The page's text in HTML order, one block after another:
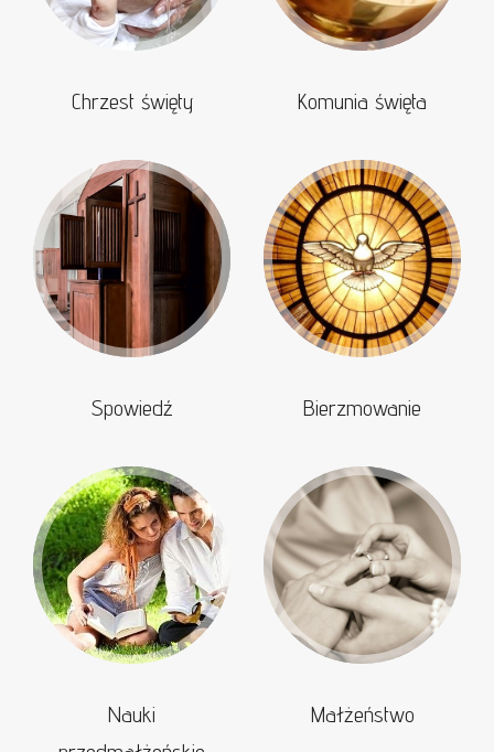
Chrzest święty Komunia święta
Spowiedź Bierzmowanie
Nauki
Małżeństwo